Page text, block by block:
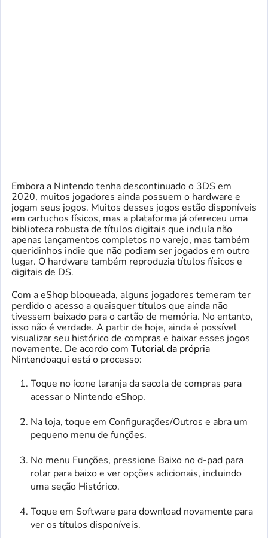
Embora a Nintendo tenha descontinuado o 3DS em
2020, muitos jogadores ainda possuem o hardware e
jogam seus jogos. Muitos desses jogos estão disponíveis
em cartuchos físicos, mas a plataforma já ofereceu uma
biblioteca robusta de títulos digitais que incluía não
apenas lançamentos completos no varejo, mas também
queridinhos indie que não podiam ser jogados em outro
lugar. O hardware também reproduzia títulos físicos e
digitais de DS.
Com a eShop bloqueada, alguns jogadores temeram ter
perdido o acesso a quaisquer títulos que ainda não
tivessem baixado para o cartão de memória. No entanto,
isso não é verdade. A partir de hoje, ainda é possível
visualizar seu histórico de compras e baixar esses jogos
novamente. De acordo com Tutorial da própria
Nintendoaqui está o processo:
Toque no ícone laranja da sacola de compras para
acessar o Nintendo eShop.
Na loja, toque em Configurações/Outros e abra um
pequeno menu de funções.
No menu Funções, pressione Baixo no d-pad para
rolar para baixo e ver opções adicionais, incluindo
uma seção Histórico.
Toque em Software para download novamente para
ver os títulos disponíveis.